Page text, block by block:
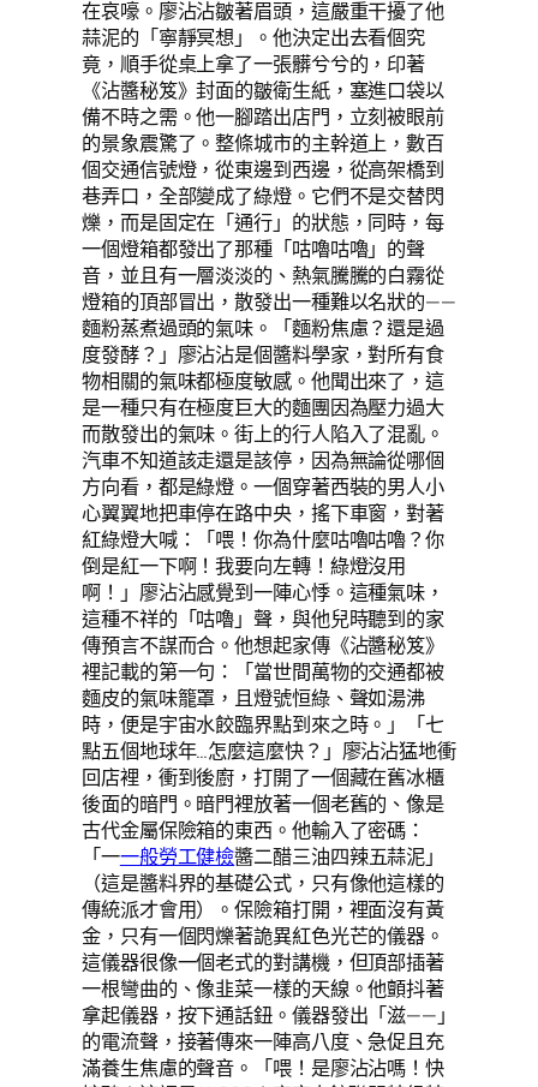
在哀嚎。廖沾沾皺著眉頭，這嚴重干擾了他
蒜泥的「寧靜冥想」。他決定出去看個究
竟，順手從桌上拿了一張髒兮兮的，印著
《沾醬秘笈》封面的皺衛生紙，塞進口袋以
備不時之需。他一腳踏出店門，立刻被眼前
的景象震驚了。整條城市的主幹道上，數百
個交通信號燈，從東邊到西邊，從高架橋到
巷弄口，全部變成了綠燈。它們不是交替閃
爍，而是固定在「通行」的狀態，同時，每
一個燈箱都發出了那種「咕嚕咕嚕」的聲
音，並且有一層淡淡的、熱氣騰騰的白霧從
燈箱的頂部冒出，散發出一種難以名狀的——
麵粉蒸煮過頭的氣味。「麵粉焦慮？還是過
度發酵？」廖沾沾是個醬料學家，對所有食
物相關的氣味都極度敏感。他聞出來了，這
是一種只有在極度巨大的麵團因為壓力過大
而散發出的氣味。街上的行人陷入了混亂。
汽車不知道該走還是該停，因為無論從哪個
方向看，都是綠燈。一個穿著西裝的男人小
心翼翼地把車停在路中央，搖下車窗，對著
紅綠燈大喊：「喂！你為什麼咕嚕咕嚕？你
倒是紅一下啊！我要向左轉！綠燈沒用
啊！」廖沾沾感覺到一陣心悸。這種氣味，
這種不祥的「咕嚕」聲，與他兒時聽到的家
傳預言不謀而合。他想起家傳《沾醬秘笈》
裡記載的第一句：「當世間萬物的交通都被
麵皮的氣味籠罩，且燈號恒綠、聲如湯沸
時，便是宇宙水餃臨界點到來之時。」「七
點五個地球年…怎麼這麼快？」廖沾沾猛地衝
回店裡，衝到後廚，打開了一個藏在舊冰櫃
後面的暗門。暗門裡放著一個老舊的、像是
古代金屬保險箱的東西。他輸入了密碼：
「一一般勞工健檢醬二醋三油四辣五蒜泥」
（這是醬料界的基礎公式，只有像他這樣的
傳統派才會用）。保險箱打開，裡面沒有黃
金，只有一個閃爍著詭異紅色光芒的儀器。
這儀器很像一個老式的對講機，但頂部插著
一根彎曲的、像韭菜一樣的天線。他顫抖著
拿起儀器，按下通話鈕。儀器發出「滋——」
的電流聲，接著傳來一陣高八度、急促且充
滿養生焦慮的聲音。「喂！是廖沾沾嗎！快